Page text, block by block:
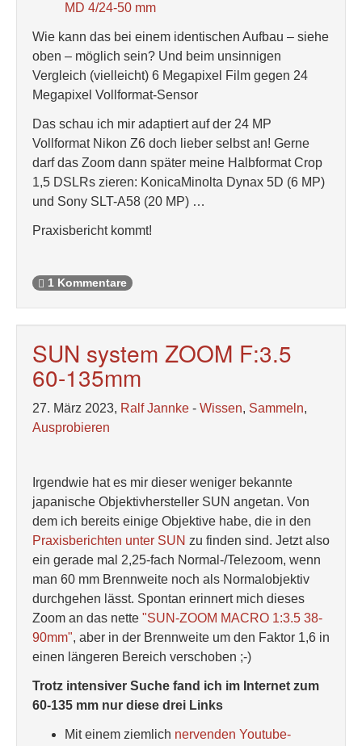
MD 4/24-50 mm
Wie kann das bei einem identischen Aufbau – siehe
oben – möglich sein? Und beim unsinnigen
Vergleich (vielleicht) 6 Megapixel Film gegen 24
Megapixel Vollformat-Sensor
Das schau ich mir adaptiert auf der 24 MP
Vollformat Nikon Z6 doch lieber selbst an! Gerne
darf das Zoom dann später meine Halbformat Crop
1,5 DSLRs zieren: KonicaMinolta Dynax 5D (6 MP)
und Sony SLT-A58 (20 MP) …
Praxisbericht kommt!
1 Kommentare
SUN system ZOOM F:3.5
60-135mm
27. März 2023, Ralf Jannke - Wissen, Sammeln,
Ausprobieren
Irgendwie hat es mir dieser weniger bekannte
japanische Objektivhersteller SUN angetan. Von
dem ich bereits einige Objektive habe, die in den
Praxisberichten unter SUN zu finden sind. Jetzt also
ein gerade mal 2,25-fach Normal-/Telezoom, wenn
man 60 mm Brennweite noch als Normalobjektiv
durchgehen lässt. Spontan erinnert mich dieses
Zoom an das nette "SUN-ZOOM MACRO 1:3.5 38-
90mm", aber in der Brennweite um den Faktor 1,6 in
einen längeren Bereich verschoben ;-)
Trotz intensiver Suche fand ich im Internet zum
60-135 mm nur diese drei Links
Mit einem ziemlich nervenden Youtube-